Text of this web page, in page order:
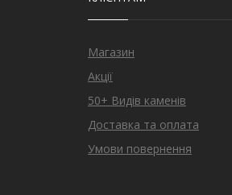
Магазин
Акції
50+ Видів каменів
Доставка та оплата
Умови повернення